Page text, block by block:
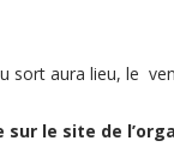
sort aura lieu, le
le site de